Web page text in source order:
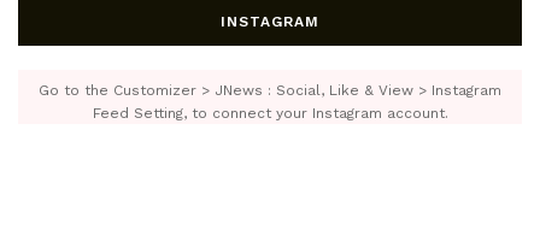
INSTAGRAM
Go to the Customizer > JNews : Social, Like & View > Instagram
Feed Setting, to connect your Instagram account.